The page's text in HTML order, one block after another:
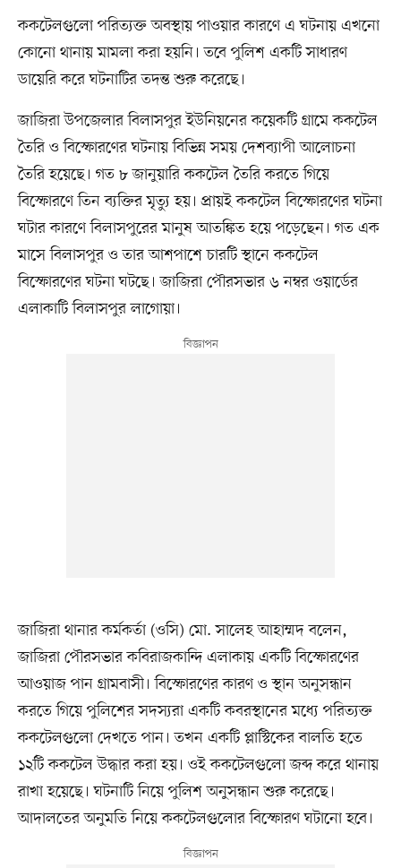
ককটেলগুলো পরিত্যক্ত অবস্থায় পাওয়ার কারণে এ ঘটনায় এখনো
কোনো থানায় মামলা করা হয়নি। তবে পুলিশ একটি সাধারণ
ডায়েরি করে ঘটনাটির তদন্ত শুরু করেছে।
জাজিরা উপজেলার বিলাসপুর ইউনিয়নের কয়েকটি গ্রামে ককটেল
তৈরি ও বিস্ফোরণের ঘটনায় বিভিন্ন সময় দেশব্যাপী আলোচনা
তৈরি হয়েছে। গত ৮ জানুয়ারি ককটেল তৈরি করতে গিয়ে
বিস্ফোরণে তিন ব্যক্তির মৃত্যু হয়। প্রায়ই ককটেল বিস্ফোরণের ঘটনা
ঘটার কারণে বিলাসপুরের মানুষ আতঙ্কিত হয়ে পড়েছেন। গত এক
মাসে বিলাসপুর ও তার আশপাশে চারটি স্থানে ককটেল
বিস্ফোরণের ঘটনা ঘটছে। জাজিরা পৌরসভার ৬ নম্বর ওয়ার্ডের
এলাকাটি বিলাসপুর লাগোয়া।
জাজিরা থানার কর্মকর্তা (ওসি) মো. সালেহ আহাম্মদ বলেন,
জাজিরা পৌরসভার কবিরাজকান্দি এলাকায় একটি বিস্ফোরণের
আওয়াজ পান গ্রামবাসী। বিস্ফোরণের কারণ ও স্থান অনুসন্ধান
করতে গিয়ে পুলিশের সদস্যরা একটি কবরস্থানের মধ্যে পরিত্যক্ত
ককটেলগুলো দেখতে পান। তখন একটি প্লাস্টিকের বালতি হতে
১২টি ককটেল উদ্ধার করা হয়। ওই ককটেলগুলো জব্দ করে থানায়
রাখা হয়েছে। ঘটনাটি নিয়ে পুলিশ অনুসন্ধান শুরু করেছে।
আদালতের অনুমতি নিয়ে ককটেলগুলোর বিস্ফোরণ ঘটানো হবে।